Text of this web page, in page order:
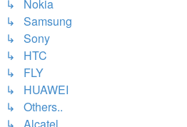
↳ Nokia
↳ Samsung
↳ Sony
↳ HTC
↳ FLY
↳ HUAWEI
↳ Others..